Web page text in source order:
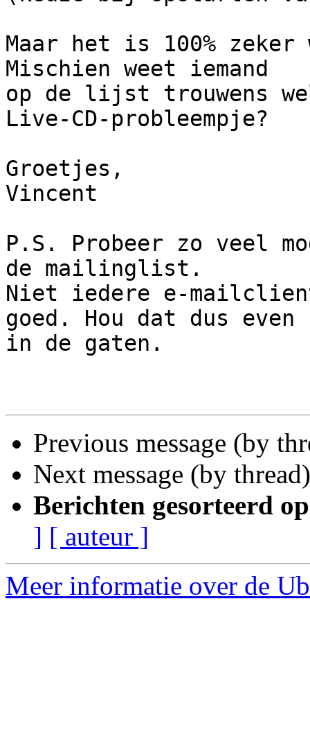
Maar het is 100%
Mischien weet iemand
op de lijst trouwens
Live-CD-probleempje?
Groetjes,
Vincent
P.S. Probeer zo veel
de mailinglist.
Niet iedere e-
goed. Hou dat dus even
in de gaten.
Previous message (by
Next message (by
Berichten gesorteerd
] [ auteur ]
Meer informatie over de